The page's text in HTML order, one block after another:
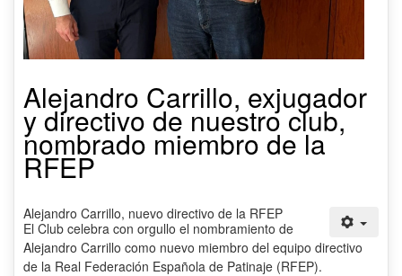
Alejandro Carrillo, exjugador
y directivo de nuestro club,
nombrado miembro de la
RFEP
Alejandro Carrillo, nuevo directivo de la RFEP
El Club celebra con orgullo el nombramiento de
Alejandro Carrillo como nuevo miembro del equipo directivo
de la Real Federación Española de Patinaje (RFEP).